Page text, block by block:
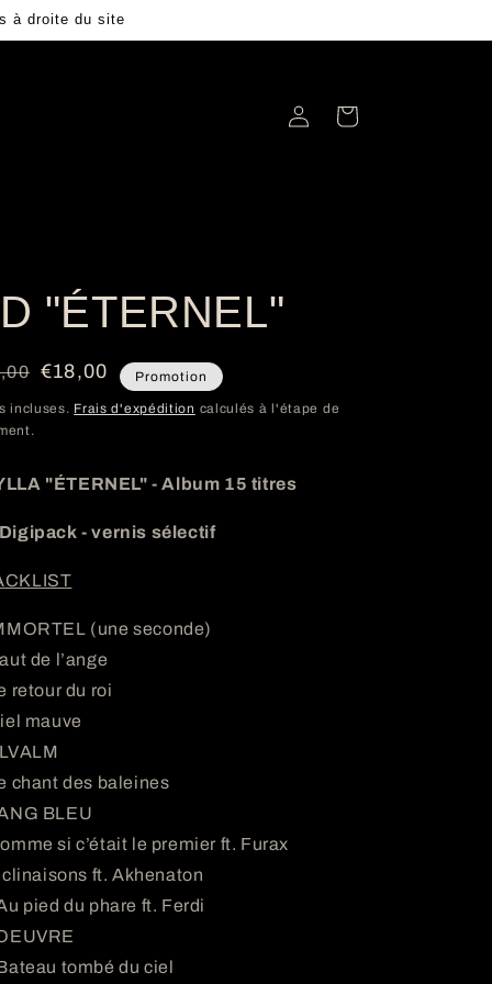
à droite du site
ConnexionPanier
"ÉTERNEL"
€18,00 Promotion
incluses. Frais d'expédition calculés à l'étape de
"ÉTERNEL" -Album 15 titres
- vernis sélectif
(une seconde)
de l’ange
retour du roi
mauve
chant des baleines
BLEU
si c’était le premier ft. Furax
ft. Akhenaton
pied du phare ft. Ferdi
tombé du ciel